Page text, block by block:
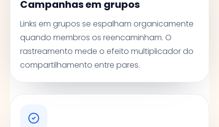
Campanhas em grupos
Links em grupos se espalham organicamente
quando membros os reencaminham. O
rastreamento mede o efeito multiplicador do
compartilhamento entre pares.